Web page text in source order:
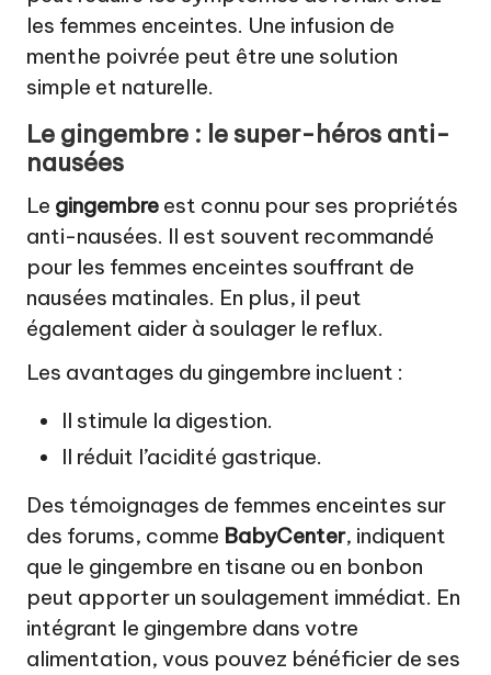
les femmes enceintes. Une infusion de
menthe poivrée peut être une solution
simple et naturelle.
Le gingembre : le super-héros anti-
nausées
Le gingembre est connu pour ses propriétés
anti-nausées. Il est souvent recommandé
pour les femmes enceintes souffrant de
nausées matinales. En plus, il peut
également aider à soulager le reflux.
Les avantages du gingembre incluent :
Il stimule la digestion.
Il réduit l’acidité gastrique.
Des témoignages de femmes enceintes sur
des forums, comme BabyCenter, indiquent
que le gingembre en tisane ou en bonbon
peut apporter un soulagement immédiat. En
intégrant le gingembre dans votre
alimentation, vous pouvez bénéficier de ses